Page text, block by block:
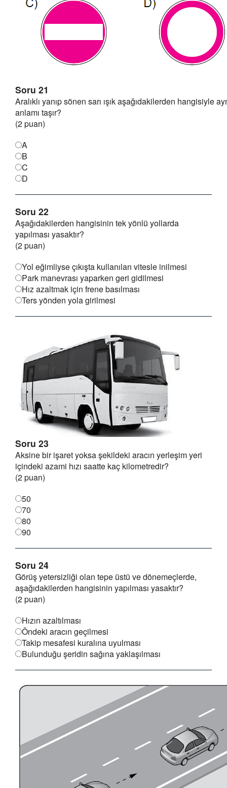
Soru 21
Aralıklı yanıp sönen sarı ışık aşağıdakilerden hangisiyle
anlamı taşır?
(2 puan)
A
B
C
D
Soru 22
Aşağıdakilerden hangisinin tek yönlü yollarda
yapılması yasaktır?
(2 puan)
Yol eğimliyse çıkışta kullanılan vitesle inilmesi
Park manevrası yaparken geri gidilmesi
Hız azaltmak için frene basılması
Ters yönden yola girilmesi
Soru 23
Aksine bir işaret yoksa şekildeki aracın yerleşim yeri
içindeki azami hızı saatte kaç kilometredir?
(2 puan)
50
70
80
90
Soru 24
Görüş yetersizliği olan tepe üstü ve dönemeçlerde,
aşağıdakilerden hangisinin yapılması yasaktır?
(2 puan)
Hızın azaltılması
Öndeki aracın geçilmesi
Takip mesafesi kuralına uyulması
Bulunduğu şeridin sağına yaklaşılması